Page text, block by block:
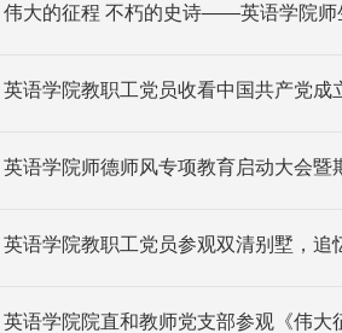
伟大的征程 不朽的史诗——英语学院师
英语学院教职工党员收看中国共产党成
英语学院师德师风专项教育启动大会暨
英语学院教职工党员参观双清别墅，追
英语学院院直和教师党支部参观《伟